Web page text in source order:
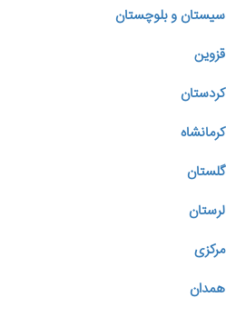
سیستان و بلوچستان
قزوین
کردستان
کرمانشاه
گلستان
لرستان
مرکزی
همدان